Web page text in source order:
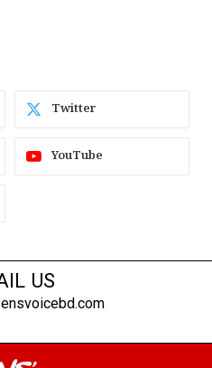
Twitter
YouTube
US